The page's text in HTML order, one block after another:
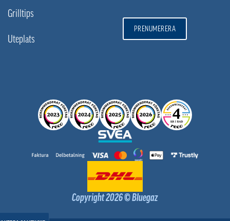
Grilltips
Uteplats
PRENUMERERA
Copyright 2026 © Bluegaz